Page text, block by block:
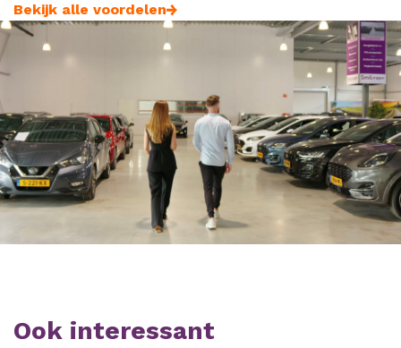
Bekijk alle voordelen
Ook interessant